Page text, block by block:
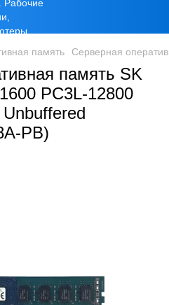
память Серверная
память SK
PC3L-12800
PB)